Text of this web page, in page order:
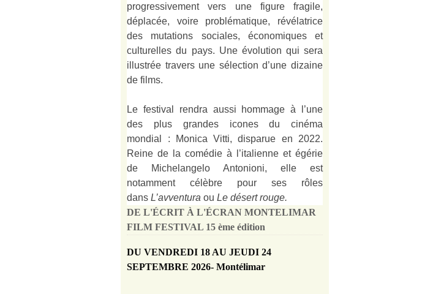
progressivement vers une figure fragile,
déplacée, voire problématique, révélatrice
des mutations sociales, économiques et
culturelles du pays. Une évolution qui sera
illustrée travers une sélection d’une dizaine
de films.
Le festival rendra aussi hommage à l’une
des plus grandes icones du cinéma
mondial : Monica Vitti, disparue en 2022.
Reine de la comédie à l’italienne et égérie
de Michelangelo Antonioni, elle est
notamment célèbre pour ses rôles
dans L’avventura ou Le désert rouge.
DE L'ÉCRIT À L'ÉCRAN MONTELIMAR
FILM FESTIVAL 15 ème édition
DU VENDREDI 18 AU JEUDI 24
SEPTEMBRE 2026- Montélimar